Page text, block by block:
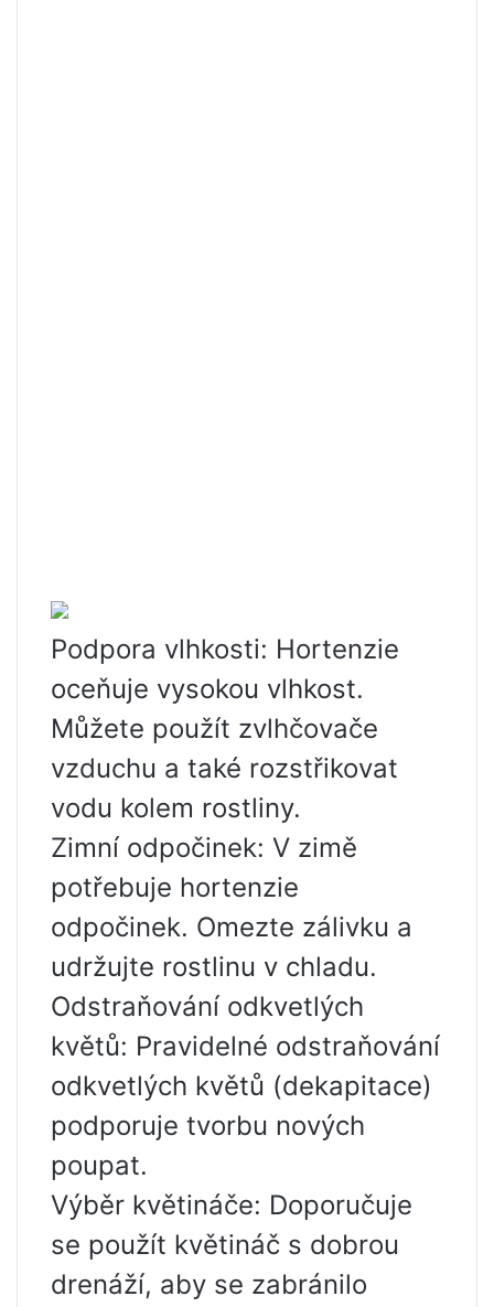
Podpora vlhkosti: Hortenzie
oceňuje vysokou vlhkost.
Můžete použít zvlhčovače
vzduchu a také rozstřikovat
vodu kolem rostliny.
Zimní odpočinek: V zimě
potřebuje hortenzie
odpočinek. Omezte zálivku a
udržujte rostlinu v chladu.
Odstraňování odkvetlých
květů: Pravidelné odstraňování
odkvetlých květů (dekapitace)
podporuje tvorbu nových
poupat.
Výběr květináče: Doporučuje
se použít květináč s dobrou
drenáží, aby se zabránilo